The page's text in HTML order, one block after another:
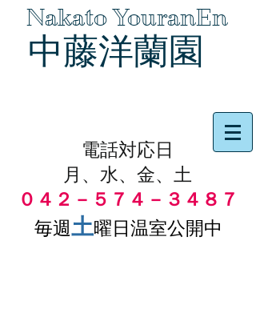
Nakato YouranEn
中藤洋蘭園
電話対応日
月、水、金、土
０４２－５７４－３４８７
毎週土曜日温室公開中